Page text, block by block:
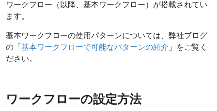
ワークフロー（以降、基本ワークフロー）が搭載されてい
ます。
基本ワークフローの使用パターンについては、弊社ブログ
の「 基本ワークフローで可能なパターンの紹介 」をご覧く
ださい。
ワークフローの設定方法